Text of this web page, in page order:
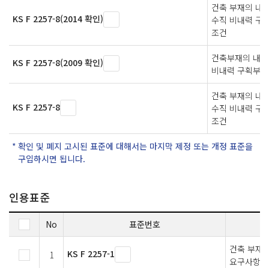
KS F 2257-8(2014 확인)
건축 부재의 내
수직 비내력 구
조건
KS F 2257-8(2009 확인)
건축부재의 내
비내력 구획부
KS F 2257-8
건축 부재의 내
수직 비내력 구
조건
확인 및 폐지 고시된 표준에 대해서는 마지막 제정 또는 개정 표준을
구입하시면 됩니다.
인용표준
No 표준번호
1 KS F 2257-1
건축 부재
요구사항